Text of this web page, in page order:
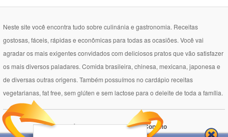
Neste site você encontra tudo sobre culinánia e gastronomia. Receitas
gostosas, fáceis, rápidas e econômicas para todas as ocasiões. Você vai
agradar os mais exigentes convidados com deliciosos pratos que vão satisfazer
os mais diversos paladares. Comida brasileira, chinesa, mexicana, japonesa e
de diversas outras origens. Também possuímos no cardápio receitas
vegetarianas, fat free, sem glúten e sem lactose para o deleite de toda a família.
Política de Privacidade Contato